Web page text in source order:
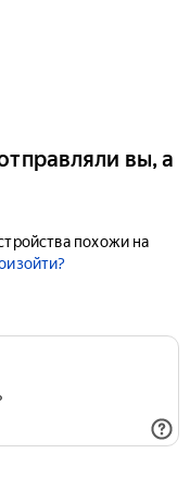
вы, а
похожи на